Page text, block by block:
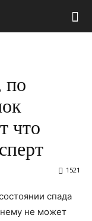
по
что
1521
спада
не может